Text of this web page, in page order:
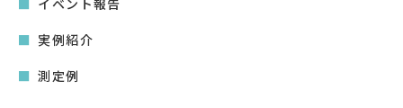
イベント報告
実例紹介
測定例